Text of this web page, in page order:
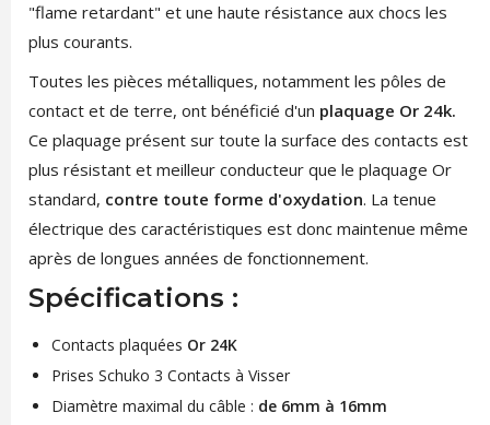
"flame retardant" et une haute résistance aux chocs les
plus courants.
Toutes les pièces métalliques, notamment les pôles de
contact et de terre, ont bénéficié d'un plaquage Or 24k.
Ce plaquage présent sur toute la surface des contacts est
plus résistant et meilleur conducteur que le plaquage Or
standard, contre toute forme d'oxydation. La tenue
électrique des caractéristiques est donc maintenue même
après de longues années de fonctionnement.
Spécifications :
Contacts plaquées Or 24K
Prises Schuko 3 Contacts à Visser
Diamètre maximal du câble : de 6mm à 16mm